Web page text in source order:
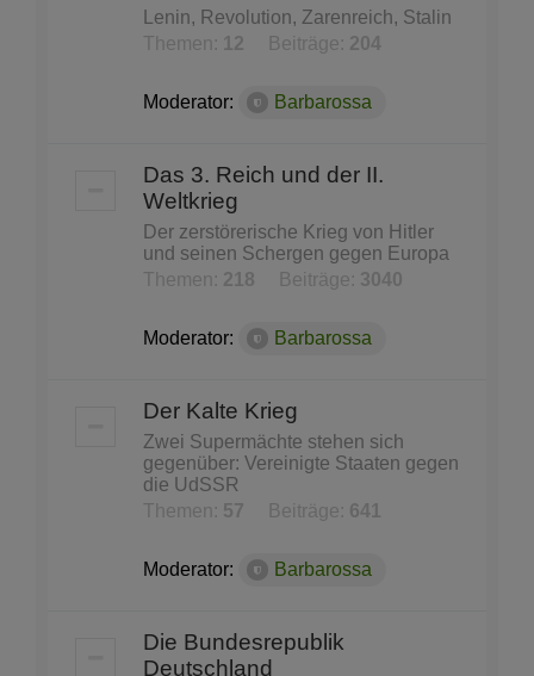
Lenin, Revolution, Zarenreich, Stalin
Themen:
12 Beiträge: 204
Moderator: Barbarossa
Das 3. Reich und der II.
Weltkrieg
Der zerstörerische Krieg von Hitler
und seinen Schergen gegen Europa
Themen: 218 Beiträge: 3040
Moderator: Barbarossa
Der Kalte Krieg
Zwei Supermächte stehen sich
gegenüber: Vereinigte Staaten gegen
die UdSSR
Themen: 57 Beiträge: 641
Moderator: Barbarossa
Die Bundesrepublik
Deutschland